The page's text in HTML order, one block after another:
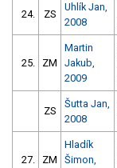
24. ZS
Uhlík Jan,
2008
25. ZM
Martin
Jakub,
2009
ZS
Šutta Jan,
2008
27. ZM
Hladík
Šimon,